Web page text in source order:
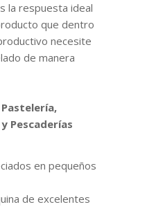
la respuesta ideal
que dentro
necesite
de manera
Pescaderías
en pequeños
de excelentes